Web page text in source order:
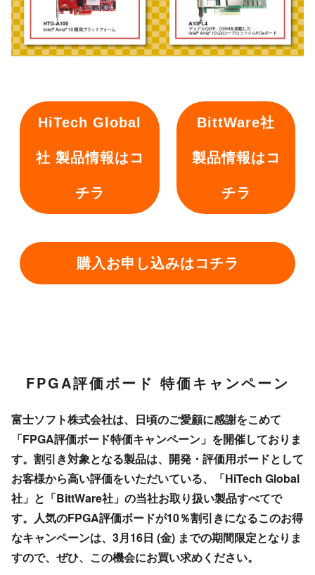
HiTech Global
社 製品情報はコ
チラ
BittWare社
製品情報はコ
チラ
購入お申し込みはコチラ
FPGA評価ボード 特価キャンペーン
富士ソフト株式会社は、日頃のご愛顧に感謝をこめて
「FPGA評価ボード特価キャンペーン」を開催しておりま
す。割引き対象となる製品は、開発・評価用ボードとして
お客様から高い評価をいただいている、「HiTech Global
社」と「BittWare社」の当社お取り扱い製品すべてで
す。人気のFPGA評価ボードが10％割引きになるこのお得
なキャンペーンは、3月16日 (金) までの期間限定となりま
すので、ぜひ、この機会にお買い求めください。